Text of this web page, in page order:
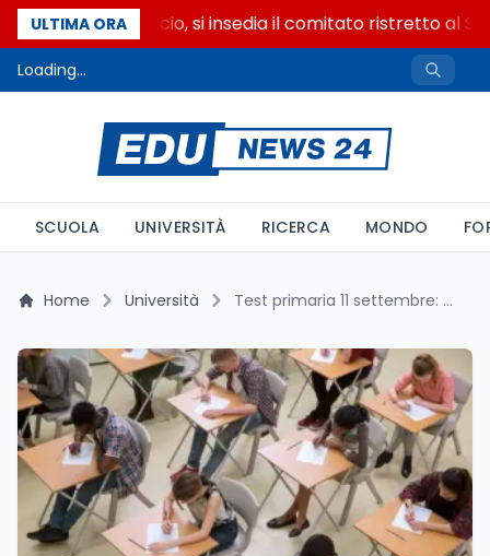
ULTIMA ORA
Riforma del calcio, si insedia il comitato ristretto al
Loading...
SCUOLA UNIVERSITÀ RICERCA MONDO
Home Università Test primaria 11 settembre: la soglia 55/80 cambia con l'inglese